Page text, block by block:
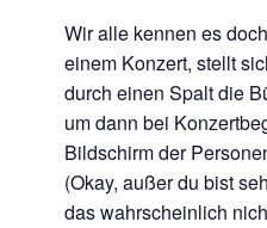
Wir alle kennen es
einem Konzert, stellt
durch einen Spalt die
um dann bei
Bildschirm der
(Okay, außer du bist
das wahrscheinlich